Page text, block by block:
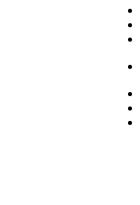
63007698
63023575